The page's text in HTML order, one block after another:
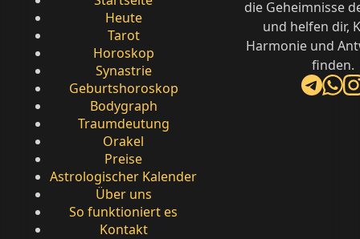
Heute
Tarot
Horoskop
Synastrie
Geburtshoroskop
Bodygraph
Traumdeutung
Orakel
Preise
Astrologischer Kalender
Über uns
So funktioniert es
Kontakt
die Geheimnisse
und helfen dir,
Harmonie und
finden.